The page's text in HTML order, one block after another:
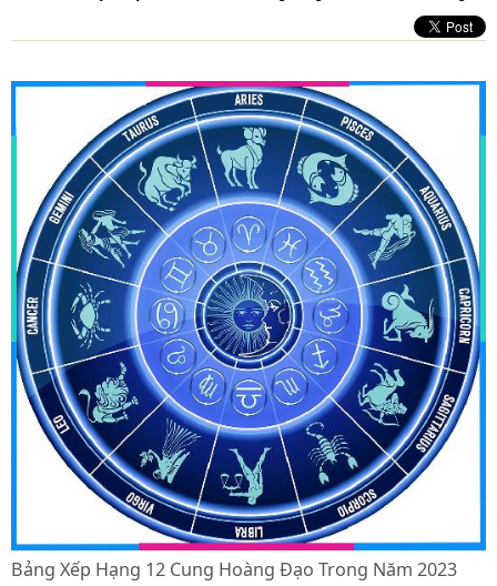
Bảng Xếp Hạng 12 Cung Hoàng Đạo Trong Năm 2023